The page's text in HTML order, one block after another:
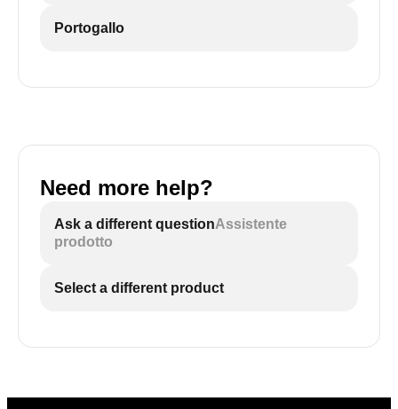
Portogallo
Need more help?
Ask a different questionAssistente
prodotto
Select a different product